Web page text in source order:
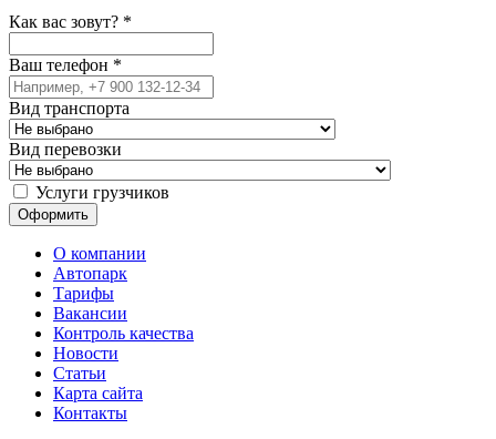
Как вас зовут? *
Ваш телефон *
Вид транспорта
Вид перевозки
Услуги грузчиков
О компании
Автопарк
Тарифы
Вакансии
Контроль качества
Новости
Статьи
Карта сайта
Контакты